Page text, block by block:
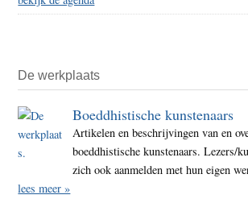
De werkplaats
Boeddhistische kunstenaars
Artikelen en beschrijvingen van en
boeddhistische kunstenaars. Lezers/
zich ook aanmelden met hun eigen
lees meer »